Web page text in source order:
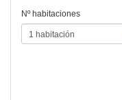
Nº habitaciones